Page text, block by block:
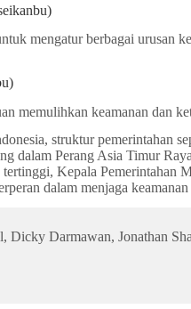
mengatur berbagai urusan
memulihkan keamanan dan
struktur pemerintahan
dalam Perang Asia Timur
Kepala Pemerintahan
dalam menjaga
Dicky Darmawan, Jonathan